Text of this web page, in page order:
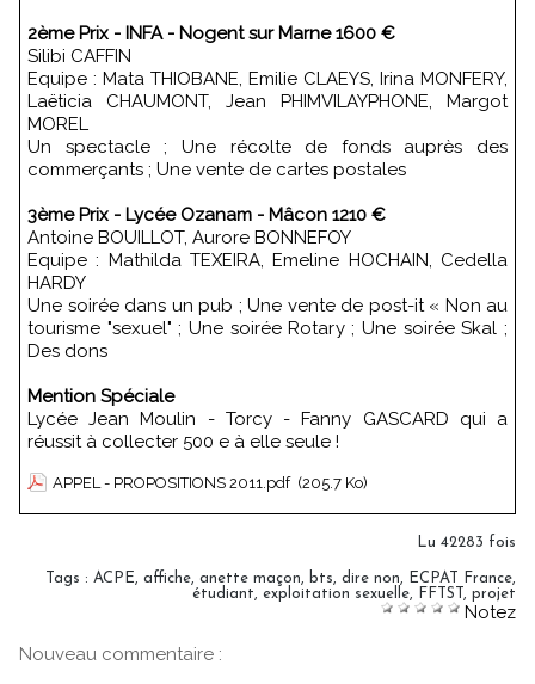
2ème Prix - INFA - Nogent sur Marne 1600 €
Silibi CAFFIN
Equipe : Mata THIOBANE, Emilie CLAEYS, Irina MONFERY,
Laëticia CHAUMONT, Jean PHIMVILAYPHONE, Margot
MOREL
Un spectacle ; Une récolte de fonds auprès des
commerçants ; Une vente de cartes postales
3ème Prix - Lycée Ozanam - Mâcon 1210 €
Antoine BOUILLOT, Aurore BONNEFOY
Equipe : Mathilda TEXEIRA, Emeline HOCHAIN, Cedella
HARDY
Une soirée dans un pub ; Une vente de post-it « Non au
tourisme "sexuel" ; Une soirée Rotary ; Une soirée Skal ;
Des dons
Mention Spéciale
Lycée Jean Moulin - Torcy - Fanny GASCARD qui a
réussit à collecter 500 e à elle seule !
APPEL - PROPOSITIONS 2011.pdf (205.7 Ko)
Lu 42283 fois
Tags : ACPE affiche anette maçon bts dire non ECPAT France
étudiant
exploitation sexuelle FFTST projet
Notez
Nouveau commentaire :